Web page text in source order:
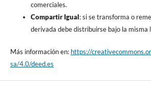
comerciales.
Compartir Igual: si se transforma o
derivada debe distribuirse bajo la misma
Más información en: https://
sa/4.0/deed.es